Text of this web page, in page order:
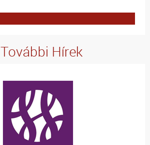
További Hírek